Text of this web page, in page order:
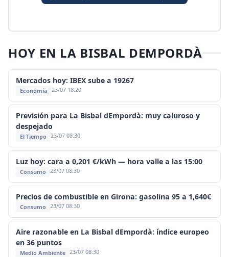
HOY EN LA BISBAL DEMPORDÀ
Mercados hoy: IBEX sube a 19267
Economía 23/07 18:20
Previsión para La Bisbal dEmpordà: muy caluroso y
despejado
El Tiempo 23/07 08:30
Luz hoy: cara a 0,201 €/kWh — hora valle a las 15:00
Consumo 23/07 08:30
Precios de combustible en Girona: gasolina 95 a 1,640€
Consumo 23/07 08:30
Aire razonable en La Bisbal dEmpordà: índice europeo
en 36 puntos
Medio Ambiente 23/07 08:30